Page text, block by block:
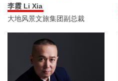
李霞 Li Xia
大地风景文旅集团副总裁